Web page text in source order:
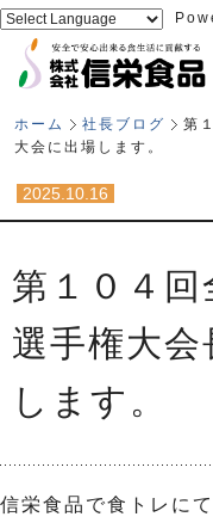
ホーム 社長ブログ
第
大会に出場します。
2025.10.16
第１０４
選手権大
します。
信栄食品で食トレに